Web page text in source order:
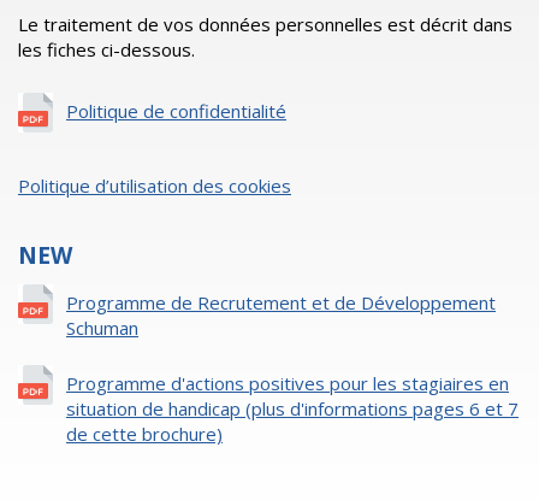
Le traitement de vos données personnelles est décrit dans
les fiches ci-dessous.
Politique de confidentialité
Politique d’utilisation des cookies
NEW
Programme de Recrutement et de Développement
Schuman
Programme d'actions positives pour les stagiaires en
situation de handicap (plus d'informations pages 6 et 7
de cette brochure)